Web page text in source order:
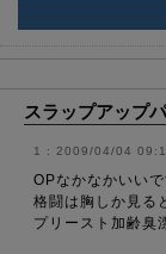
スラップアップ
2009/04/04
OPなかなかいい
格闘は胸しか見る
プリースト加齢臭